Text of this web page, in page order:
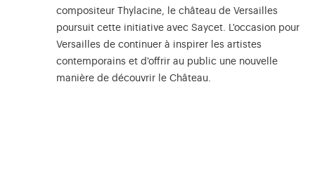
compositeur Thylacine, le château de Versailles
poursuit cette initiative avec Saycet. L'occasion pour
Versailles de continuer à inspirer les artistes
contemporains et d'offrir au public une nouvelle
manière de découvrir le Château.